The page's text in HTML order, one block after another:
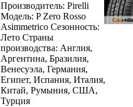
Производитель: Pirelli
Модель: P Zero Rosso
Asimmetrico Сезонность:
Лето Страны
производства: Англия,
Аргентина, Бразилия,
Венесуэла, Германия,
Египет, Испания, Италия,
Китай, Румыния, США,
Турция